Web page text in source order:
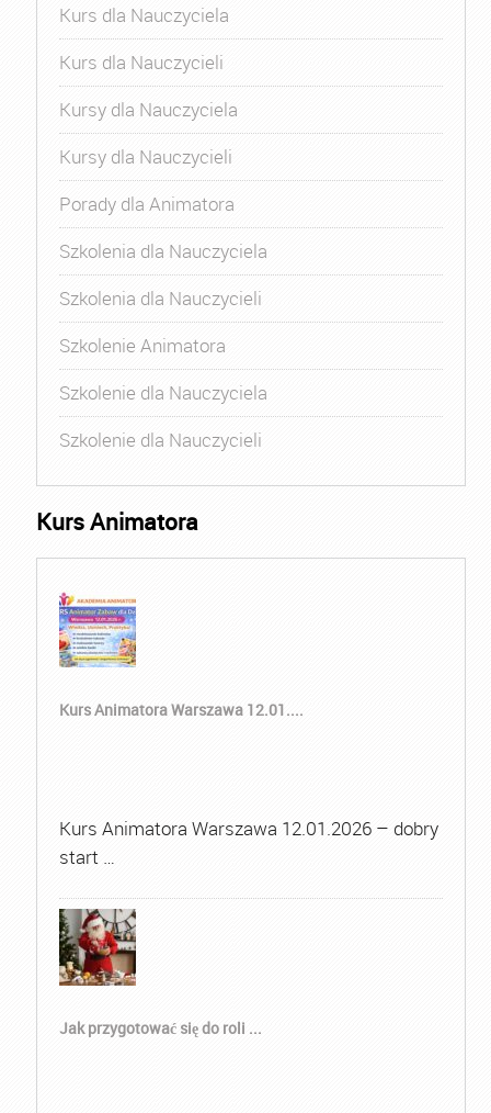
Kurs dla Nauczyciela
Kurs dla Nauczycieli
Kursy dla Nauczyciela
Kursy dla Nauczycieli
Porady dla Animatora
Szkolenia dla Nauczyciela
Szkolenia dla Nauczycieli
Szkolenie Animatora
Szkolenie dla Nauczyciela
Szkolenie dla Nauczycieli
Kurs Animatora
Kurs Animatora Warszawa 12.01....
Kurs Animatora Warszawa 12.01.2026 – dobry
start …
Jak przygotować się do roli ...